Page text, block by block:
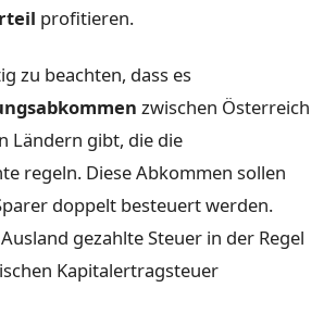
profitieren.
zu beachten, dass es
zwischen Österreich
Ländern gibt, die die
regeln. Diese Abkommen sollen
doppelt besteuert werden.
gezahlte Steuer in der Regel
Kapitalertragsteuer